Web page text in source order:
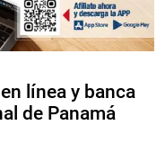
línea y banca
de Panamá